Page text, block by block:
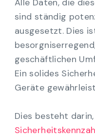
sind ständig
ausgesetzt. Dies
geschäftlichen
Ein solides
Geräte
Dies besteht